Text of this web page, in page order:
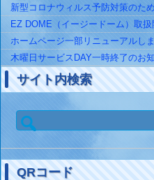
新型コロナウィルス予防対策のた
EZ DOME（イージードーム）取扱
ホームページ一部リニューアルし
木曜日サービスDAY一時終了のお
サイト内検索
検
索:
QRコード